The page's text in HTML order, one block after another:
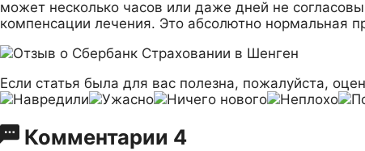
может несколько часов или даже дней не
компенсации лечения. Это абсолютно нормальная
Если статья была для вас полезна, пожалуйста,
Комментарии 4